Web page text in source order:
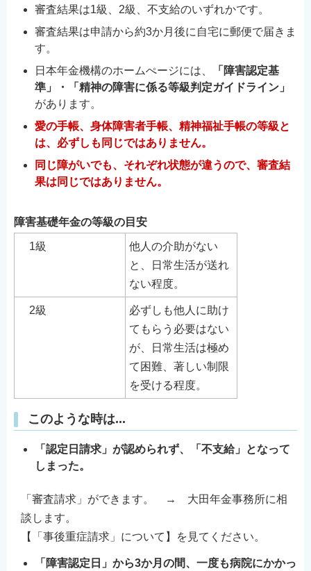
審査結果は1級、2級、不支給のいずれかです。
審査結果は申請から約3か月後に自宅に郵便で届きま
す。
日本年金機構のホームぺージには、
「障害認定基
準」・「精神の障害に係る等級判定ガイドライン」
があります。
愛の手帳、身体障害者手帳、精神福祉手帳の等級と
は、必ずしも同じではありません。
同じ障がいでも、それぞれ状態が違うので、審査結
果は同じではありません。
障害基礎年金の等級の目安
1級
他人の介助がない
と、日常生活が送れ
ない程度。
2級
必ずしも他人に助け
てもらう必要はない
が、日常生活は極め
て困難、著しい制限
を受ける程度。
このような時は...
「認定日請求」が認められず、「不支給」となって
しまった。
「審査請求」ができます。 → 大田年金事務所に相
談します。
【「事後重症請求」について】を見てください。
「障害認定日」から3か月の間、一度も病院にかかっ